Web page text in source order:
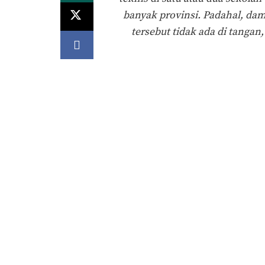
banyak provinsi. Padahal,
tersebut tidak ada di